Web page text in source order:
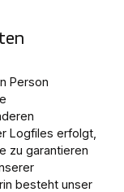
Person
Logfiles erfolgt,
zu garantieren
besteht unser